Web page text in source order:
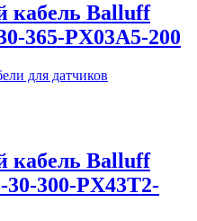
кабель Balluff
365-PX03A5-200
для датчиков
кабель Balluff
300-PX43T2-